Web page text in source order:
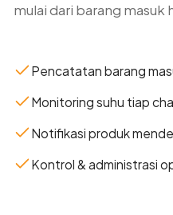
mulai dari barang masuk
Pencatatan barang
Monitoring suhu tiap
Notifikasi produk
Kontrol & administrasi